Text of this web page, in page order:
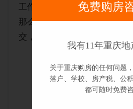
工作交满半年社保，再按照ZF
那么你当年交的房产税，可以
交，不跟随房子走，只跟户主
三无人员如何变
免费购房
我有11年重庆地
关于重庆购房的任何问题
落户、学校、房产税、公
都可随时免费